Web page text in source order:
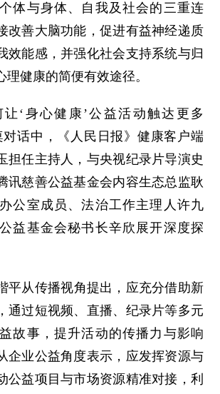
体与身体、自我及社会的三重连
改善大脑功能，促进有益神经递质
效能感，并强化社会支持系统与归
理健康的简便有效途径。
身心健康’公益活动触达更多
对话中，《人民日报》健康客户端
担任主持人，与央视纪录片导演史
讯慈善公益基金会内容生态总监耿
公室成员、法治工作主理人许九
益基金会秘书长辛欣展开深度探
从传播视角提出，应充分借助新
通过短视频、直播、纪录片等多元
故事，提升活动的传播力与影响
企业公益角度表示，应发挥资源与
公益项目与市场资源精准对接，利